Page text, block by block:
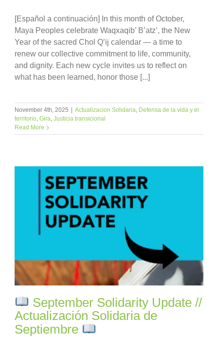
[Español a continuación] In this month of October,
Maya Peoples celebrate Waqxaqib’ B’atz’, the New
Year of the sacred Chol Q’ij calendar — a time to
renew our collective commitment to life, community,
and dignity. Each new cycle invites us to reflect on
what has been learned, honor those [...]
November 4th, 2025 Actualizacion Solidaria, Defensa de la vida y el
territorio, Gira, Justicia transicional
Read More
September Solidarity Update //
Actualización Solidaria de
Septiembre